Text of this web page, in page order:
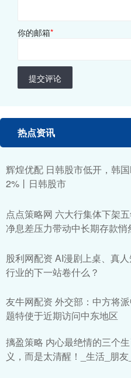
你的邮箱*
提交评论
热点资讯
辉煌优配 日韩股市低开，韩
2%丨日韩股市
点点策略网 六大行集体下架
净息差压力带动中长期存款悄
股利网配资 AI漫剧上桌、真
行业的下一站卷什么？
友牛网配资 外交部：中方将
题特使于近期访问中东地区
摛盈策略 内心最绝情的三个
义，而是太清醒！_生活_朋